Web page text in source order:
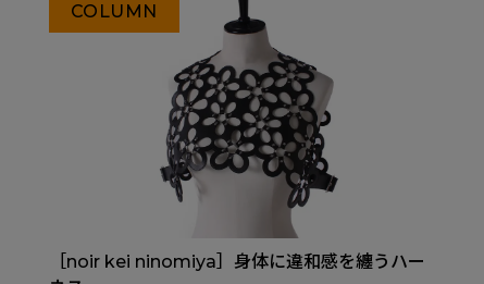
COLUMN
［noir kei ninomiya］身体に違和感を纏うハー